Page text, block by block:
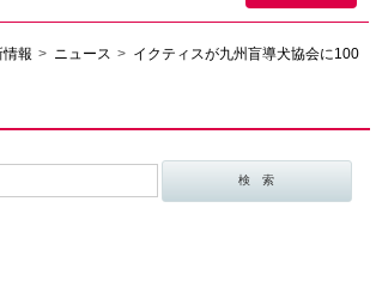
報 ニュース
イクティスが九州盲導犬協会に100